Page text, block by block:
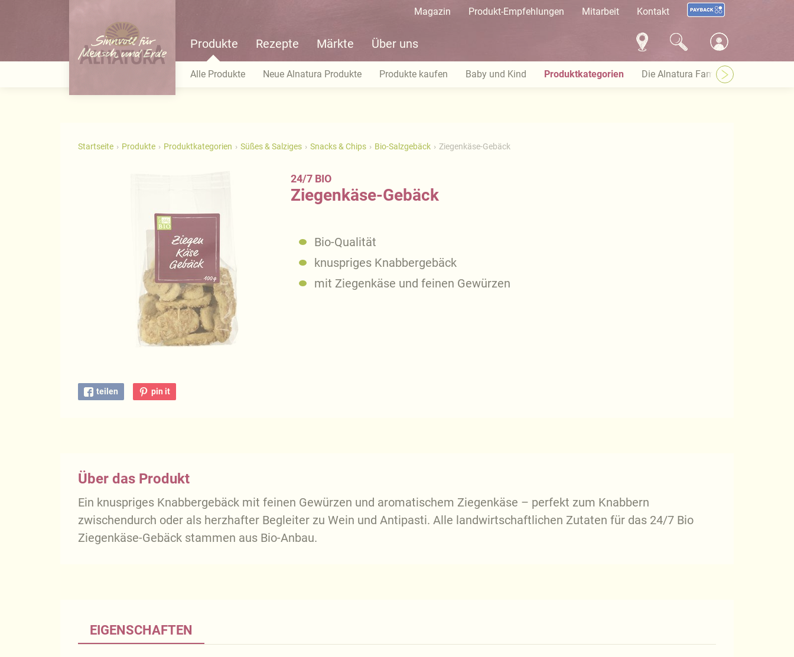
Magazin Produkt-Empfehlungen Mitarbeit Kontakt
Produkte Rezepte Märkte Über uns
Alle Produkte Neue Alnatura Produkte Produkte kaufen Baby und Kind Produktkategorien Die Alnatura Familie
Startseite Produkte Produktkategorien Süßes & Salziges Snacks & Chips Bio-Salzgebäck Ziegenkäse-Gebäck
24/7 BIO
Ziegenkäse-Gebäck
Bio-Qualität
knuspriges Knabbergebäck
mit Ziegenkäse und feinen Gewürzen
teilen pin it
Über das Produkt
Ein knuspriges Knabbergebäck mit feinen Gewürzen und aromatischem Ziegenkäse – perfekt zum Knabbern
zwischendurch oder als herzhafter Begleiter zu Wein und Antipasti. Alle landwirtschaftlichen Zutaten für das 24/7 Bio
Ziegenkäse-Gebäck stammen aus Bio-Anbau.
EIGENSCHAFTEN